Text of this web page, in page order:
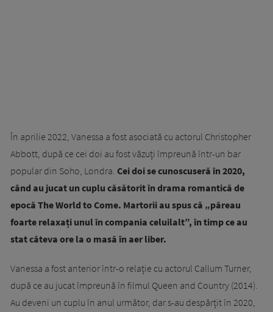
În aprilie 2022, Vanessa a fost asociată cu actorul Christopher
Abbott, după ce cei doi au fost văzuți împreună într-un bar
popular din Soho, Londra. Cei doi se cunoscuseră în 2020,
când au jucat un cuplu căsătorit în drama romantică de
epocă The World to Come. Martorii au spus că „păreau
foarte relaxați unul în compania celuilalt”, în timp ce au
stat câteva ore la o masă în aer liber.
Vanessa a fost anterior într-o relație cu actorul Callum Turner,
după ce au jucat împreună în filmul Queen and Country (2014).
Au deveni un cuplu în anul următor, dar s-au despărțit în 2020,